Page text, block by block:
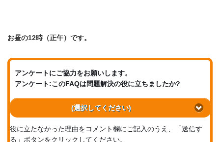
お昼の12時（正午）です。
アンケートにご協力をお願いします。
アンケート:このFAQは問題解決の役に立ちましたか?
(選択してください)
役に立たなかった理由をコメント欄にご記入のうえ、「送信す
る」ボタンをクリックしてください。